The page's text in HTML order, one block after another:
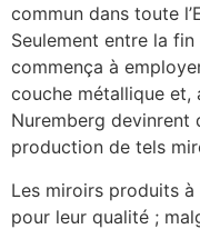
commun dans toute
Seulement entre la
commença à
couche métallique et,
Nuremberg devinrent
production de tels
Les miroirs produits
pour leur qualité ;